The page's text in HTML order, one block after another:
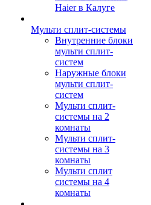
Haier в Калуге
Мульти сплит-системы
Внутренние блоки
мульти сплит-
систем
Наружные блоки
мульти сплит-
систем
Мульти сплит-
системы на 2
комнаты
Мульти сплит-
системы на 3
комнаты
Мульти сплит
системы на 4
комнаты